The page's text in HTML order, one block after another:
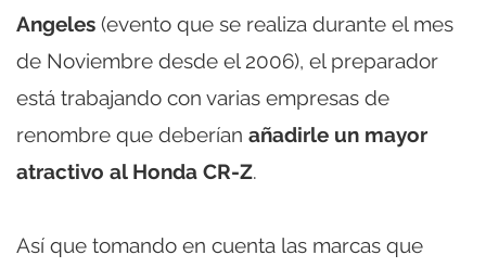
Angeles (evento que se realiza durante el mes
de Noviembre desde el 2006), el preparador
está trabajando con varias empresas de
renombre que deberían añadirle un mayor
atractivo al Honda CR-Z.
Así que tomando en cuenta las marcas que